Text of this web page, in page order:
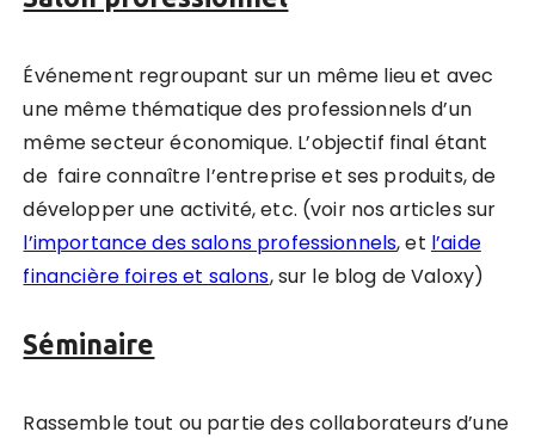
Événement regroupant sur un même lieu et avec
une même thématique des professionnels d’un
même secteur économique. L’objectif final étant
de faire connaître l’entreprise et ses produits, de
développer une activité, etc. (voir nos articles sur
l’importance des salons professionnels, et l’aide
financière foires et salons, sur le blog de Valoxy)
Séminaire
Rassemble tout ou partie des collaborateurs d’une